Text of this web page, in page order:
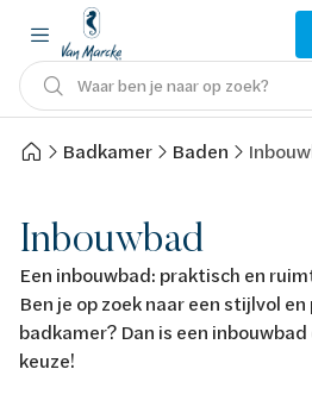
Waar ben je naar op zoek?
Badkamer Baden
Inbouwbad
Een inbouwbad: praktisch en
Ben je op zoek naar een stijlvol
badkamer? Dan is een
keuze!